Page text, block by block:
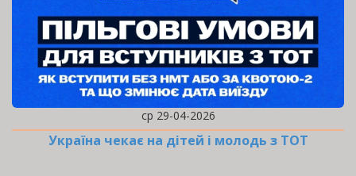
ср 29-04-2026
Україна чекає на дітей і молодь з ТОТ